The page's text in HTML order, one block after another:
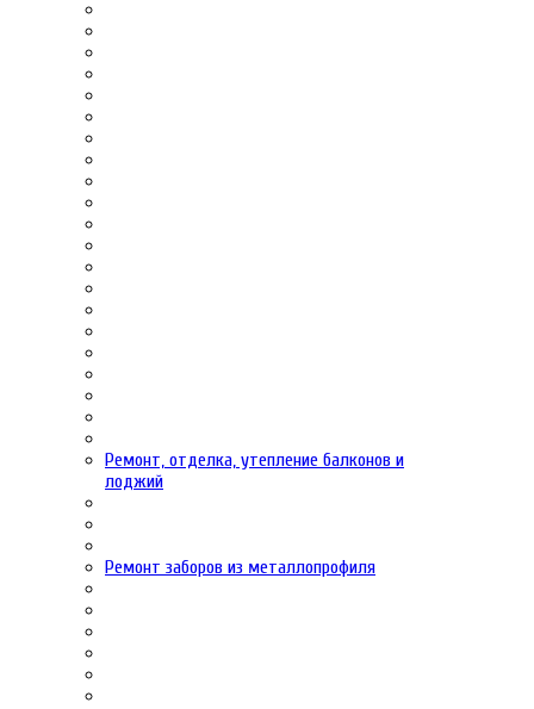
Ремонт, отделка, утепление балконов и
лоджий
Ремонт заборов из металлопрофиля